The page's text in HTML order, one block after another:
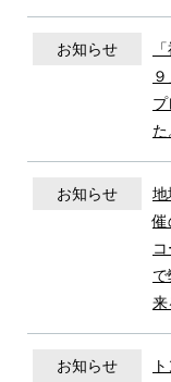
お知らせ
た
お知らせ
地
催
来
お知らせ